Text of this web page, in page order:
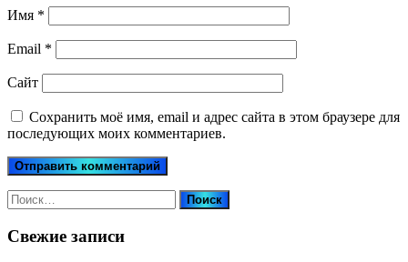
Имя *
Email *
Сайт
Сохранить моё имя, email и адрес сайта в этом браузере для
последующих моих комментариев.
Найти:
Свежие записи